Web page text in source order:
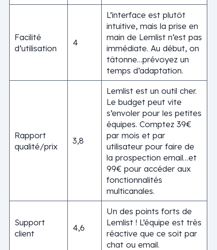
Facilité
d’utilisation
4
L’interface est plutôt
intuitive, mais la prise en
main de Lemlist n’est pas
immédiate. Au début, on
tâtonne…prévoyez un
temps d’adaptation.
Rapport
qualité/prix
3,8
Lemlist est un outil cher.
Le budget peut vite
s’envoler pour les petites
équipes. Comptez 39€
par mois et par
utilisateur pour faire de
la prospection email…et
99€ pour accéder aux
fonctionnalités
multicanales.
Support
client
4,6
Un des points forts de
Lemlist ! L’équipe est très
réactive que ce soit par
chat ou email.